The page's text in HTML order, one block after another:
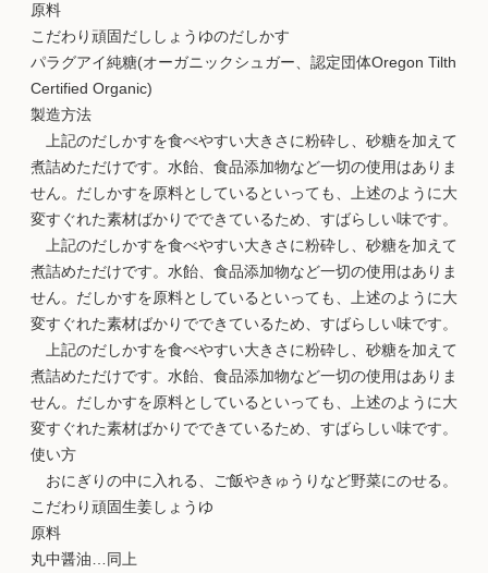
原料
こだわり頑固だししょうゆのだしかす
パラグアイ純糖(オーガニックシュガー、認定団体Oregon Tilth
Certified Organic)
製造方法
上記のだしかすを食べやすい大きさに粉砕し、砂糖を加えて
煮詰めただけです。水飴、食品添加物など一切の使用はありま
せん。だしかすを原料としているといっても、上述のように大
変すぐれた素材ばかりでできているため、すばらしい味です。
上記のだしかすを食べやすい大きさに粉砕し、砂糖を加えて
煮詰めただけです。水飴、食品添加物など一切の使用はありま
せん。だしかすを原料としているといっても、上述のように大
変すぐれた素材ばかりでできているため、すばらしい味です。
上記のだしかすを食べやすい大きさに粉砕し、砂糖を加えて
煮詰めただけです。水飴、食品添加物など一切の使用はありま
せん。だしかすを原料としているといっても、上述のように大
変すぐれた素材ばかりでできているため、すばらしい味です。
使い方
おにぎりの中に入れる、ご飯やきゅうりなど野菜にのせる。
こだわり頑固生姜しょうゆ
原料
丸中醤油…同上